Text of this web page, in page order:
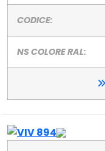
CODICE:
NS COLORE RAL: